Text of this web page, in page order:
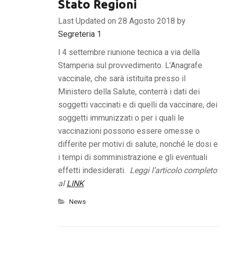
Stato Regioni
Last Updated on 28 Agosto 2018 by
Segreteria 1
l 4 settembre riunione tecnica a via della
Stamperia sul provvedimento. L’Anagrafe
vaccinale, che sarà istituita presso il
Ministero della Salute, conterrà i dati dei
soggetti vaccinati e di quelli da vaccinare, dei
soggetti immunizzati o per i quali le
vaccinazioni possono essere omesse o
differite per motivi di salute, nonché le dosi e
i tempi di somministrazione e gli eventuali
effetti indesiderati. Leggi l’articolo completo
alLINK
News